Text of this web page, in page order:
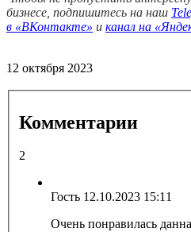
бизнесе, подпишитесь на наш
в «ВКонтакте» и канал на
12 октября 2023
Комментарии
2
Гость 12.10.2023 15:11
Очень понравилась